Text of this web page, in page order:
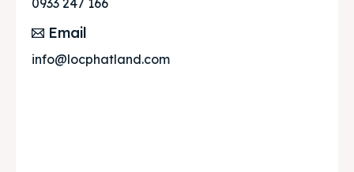
Email
info@locphatland.com